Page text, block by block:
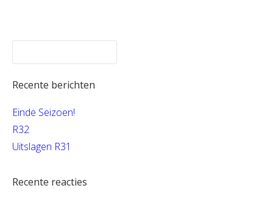
Recente berichten
Einde Seizoen!
R32
Uitslagen R31
Recente reacties